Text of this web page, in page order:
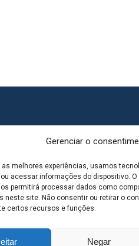
Gerenciar o
as melhores experiências, usamos
acessar informações do dispositivo.
permitirá processar dados como
neste site. Não consentir ou retirar o
certos recursos e funções.
Negar